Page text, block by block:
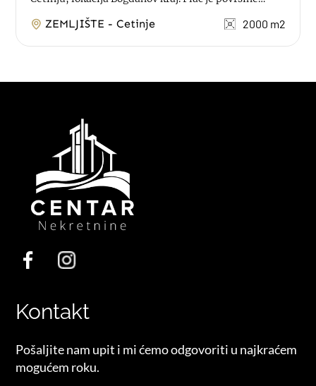
ZEMLJIŠTE - Cetinje 2000 m2
Kontakt
Pošaljite nam upit i mi ćemo odgovoriti u najkraćem
mogućem roku.